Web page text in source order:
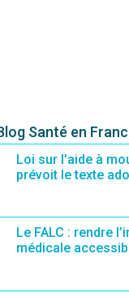
Santé en
Loi sur l’aide à
prévoit le texte
Le FALC : rendre
médicale